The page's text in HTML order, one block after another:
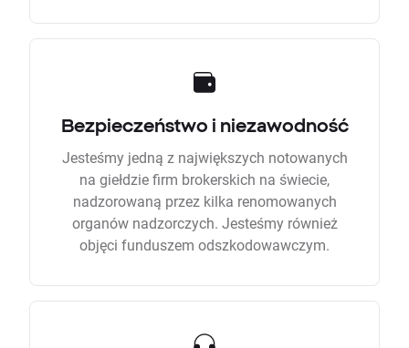
Bezpieczeństwo i niezawodność
Jesteśmy jedną z największych notowanych
na giełdzie firm brokerskich na świecie,
nadzorowaną przez kilka renomowanych
organów nadzorczych. Jesteśmy również
objęci funduszem odszkodowawczym.